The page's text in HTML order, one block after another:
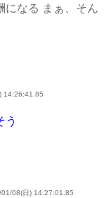
になる まぁ、そん
14:26:41.85
う
01/08(日) 14:27:01.85